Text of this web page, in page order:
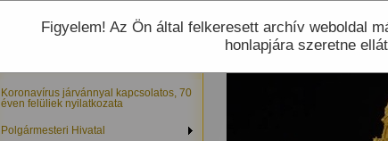
Figyelem! Az Ön által felkeresett archív weboldal
honlapjára szeretne
Koronavírus járvánnyal kapcsolatos, 70
éven felüliek nyilatkozata
Polgármesteri Hivatal